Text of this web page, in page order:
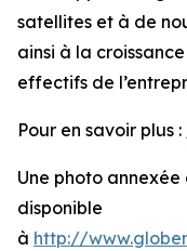
satellites et à de
ainsi à la
effectifs de
Pour en savoir plus :
Une photo
disponible
à http://